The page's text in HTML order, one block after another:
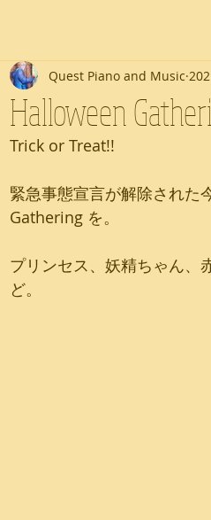
Halloween
Quest Piano and Music
Trick or Treat!!
緊急事態宣言が解除された
Gathering を。
プリンセス、妖精ちゃん、
ど。